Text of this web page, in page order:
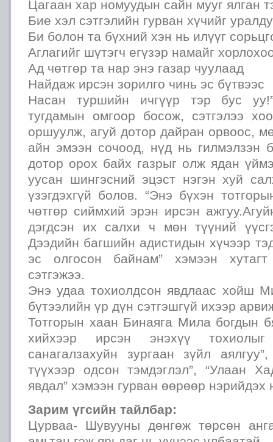
Цагаан хар номуудын сайн мууг ялган
Бие хэл сэтгэлийн гурван хүчийг
Би болон та бүхний хэн нь илүүг
Аглагийг шүтэгч егүзэр намайг
Ад чөтгөр та нар энэ газар чуулаад
Найдаж ирсэн зорилго чинь эс бүтвээс
Насан туршийн ичгүүр тэр бус
тугдамын омгоор босож, сэтгэлээ
оршуулж, агуй дотор дайран орвоос,
айн эмээн сочоод, нүд нь гилмэлзэн
дотор орох байх газрыг олж ядан
уусан шингэсний эцэст нэгэн хуй
үзэгдэхгүй болов. “Энэ бүхэн
чөтгөр сиймхий эрэн ирсэн
дэгдсэн их салхи ч мөн түүний
Дээдийн багшийн адистидын хүчээр
эс олгосон байнам” хэмээн
сэтгэжээ.
Энэ удаа тохиолдсон явдлаас хойш
бүтээлийн үр дүн сэтгэшгүй ихээр
Тотгорын хаан Бинаяга Мила богдын
хийхээр ирсэн энэхүү
санагалзахуйн зургаан зүйл
түүхээр одсон тэмдэглэл”, “Улаан
явдал” хэмээн гурван өөрөөр нэрийдэх
Зарим үгсийн тайлбар:
Цурваа- Шувууны дөнгөж төрсөн